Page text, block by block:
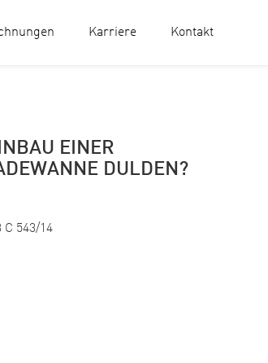
Karriere Kontakt
EINER
DULDEN?
543/14